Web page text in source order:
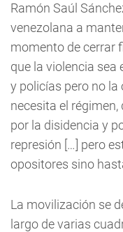
Ramón Saúl
venezolana a
momento de cerrar
que la violencia sea
y policías pero no la
necesita el
por la disidencia y
represión […] pero
opositores sino
La movilización se
largo de varias